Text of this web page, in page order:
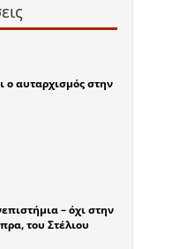
ο αυταρχισμός στην
– όχι στην
του Στέλιου